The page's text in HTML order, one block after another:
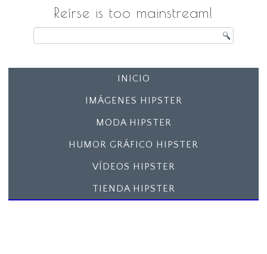
Reírse is too mainstream!
INICIO
IMÁGENES HIPSTER
MODA HIPSTER
HUMOR GRÁFICO HIPSTER
VÍDEOS HIPSTER
TIENDA HIPSTER